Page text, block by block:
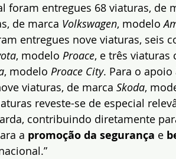
foram entregues 68 viaturas, de
de marca Volkswagen, modelo
entregues nove viaturas, seis
, modelo Proace, e três viaturas
, modelo Proace City. Para o
viaturas, de marca Skoda,
reveste-se de especial
contribuindo diretamente
a promoção da segurança e